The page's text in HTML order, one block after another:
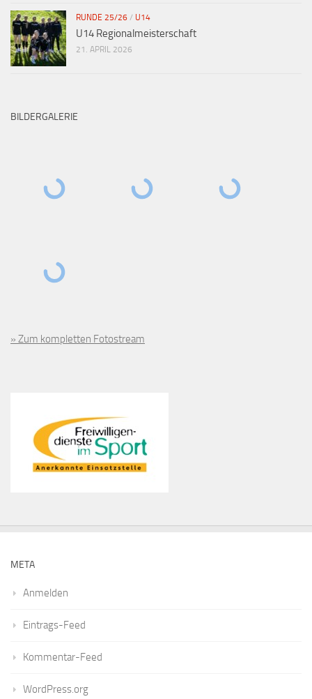
RUNDE 25/26 / U14
U14 Regionalmeisterschaft
21. APRIL 2026
BILDERGALERIE
» Zum kompletten Fotostream
META
Anmelden
Eintrags-Feed
Kommentar-Feed
WordPress.org